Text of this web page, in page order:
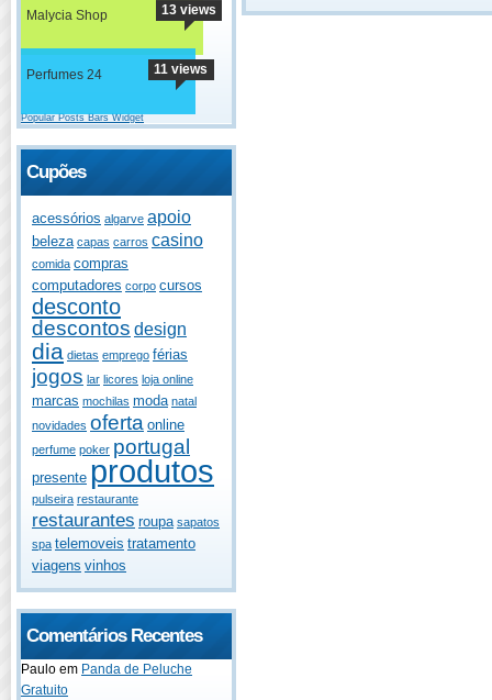
Malycia Shop 13 views
Perfumes 24 11 views
Popular Posts Bars Widget
Cupões
acessórios algarve apoio
beleza capas carros casino
comida compras
computadores corpo cursos
desconto
descontos design
dia dietas emprego férias
jogos lar licores loja online
marcas mochilas moda natal
novidades oferta online
perfume poker portugal
presente produtos
pulseira restaurante
restaurantes roupa sapatos
spa telemoveis tratamento
viagens vinhos
Comentários Recentes
Paulo em Panda de Peluche
Gratuito